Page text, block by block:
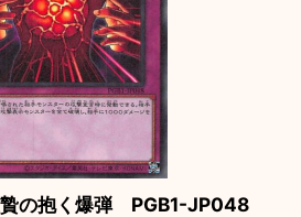
贄の抱く爆弾 PGB1-JP048